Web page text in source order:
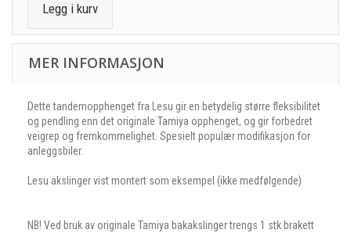
Legg i kurv
MER INFORMASJON
Dette tandemopphenget fra Lesu gir en betydelig større fleksibilitet
og pendling enn det originale Tamiya opphenget, og gir forbedret
veigrep og fremkommelighet. Spesielt populær modifikasjon for
anleggsbiler.
Lesu akslinger vist montert som eksempel (ikke medfølgende)
NB! Ved bruk av originale Tamiya bakakslinger trengs 1 stk brakett